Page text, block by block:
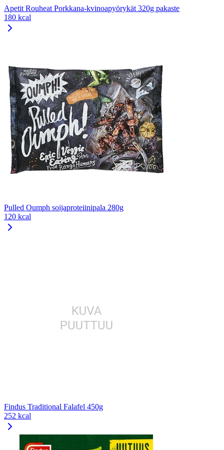
Apetit Rouheat Porkkana-kvinoapyörykät 320g pakaste
180 kcal
Pulled Oumph soijaproteiinipala 280g
120 kcal
Findus Traditional Falafel 450g
252 kcal